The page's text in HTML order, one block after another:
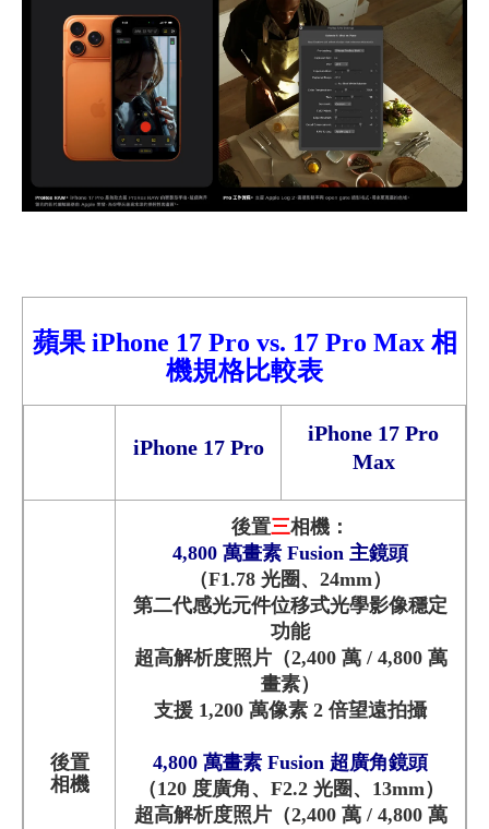
蘋果iPhone 17 Pro vs. 17 Pro Max 相
機規格比較表
iPhone 17 Pro
iPhone 17 Pro
Max
後置
相機
後置三相機：
4,800 萬畫素 Fusion 主鏡頭
（F1.78 光圈、24mm）
第二代感光元件位移式光學影像穩定
功能
超高解析度照片（2,400 萬 / 4,800 萬
畫素）
支援 1,200 萬像素 2 倍望遠拍攝
4,800 萬畫素 Fusion 超廣角鏡頭
（120 度廣角、F2.2 光圈、13mm）
超高解析度照片（2,400 萬 / 4,800 萬